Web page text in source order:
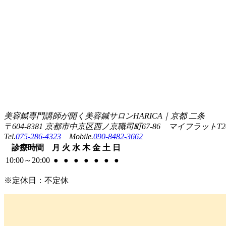
美容鍼専門講師が開く美容鍼サロンHARICA｜京都 二条
〒604-8381 京都市中京区西ノ京職司町67-86 マイフラット
Tel.075-286-4323 Mobile.090-8482-3662
診療時間 月 火 水 木 金 土 日
10:00～20:00 ● ● ● ● ● ● ●
※定休日：不定休